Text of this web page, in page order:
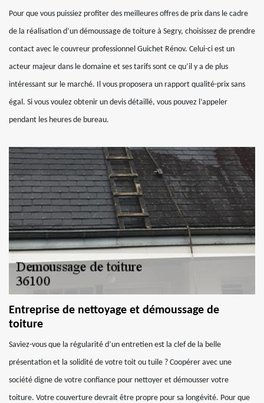
Pour que vous puissiez profiter des meilleures offres de prix dans le cadre
de la réalisation d’un démoussage de toiture à Segry, choisissez de prendre
contact avec le couvreur professionnel Guichet Rénov. Celui-ci est un
acteur majeur dans le domaine et ses tarifs sont ce qu’il y a de plus
intéressant sur le marché. Il vous proposera un rapport qualité-prix sans
égal. Si vous voulez obtenir un devis détaillé, vous pouvez l’appeler
pendant les heures de bureau.
Entreprise de nettoyage et démoussage de
toiture
Saviez-vous que la régularité d’un entretien est la clef de la belle
présentation et la solidité de votre toit ou tuile ? Coopérer avec une
société digne de votre confiance pour nettoyer et démousser votre
toiture. Votre couverture devrait être propre pour sa longévité. Pour que